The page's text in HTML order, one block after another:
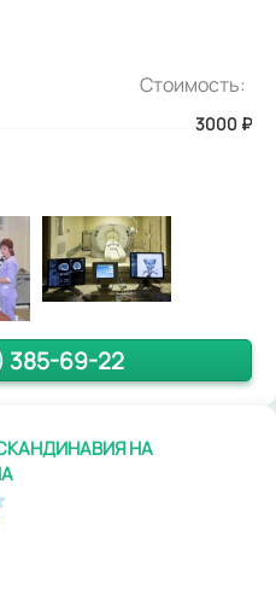
Стоимость:
3000 ₽
385-69-22
НА